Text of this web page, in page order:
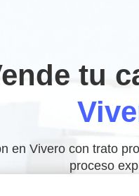
tu
en Vivero con trato
proceso